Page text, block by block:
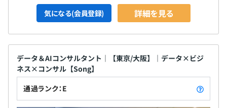
気になる(会員登録) 詳細を見る
データ＆AIコンサルタント｜【東京/大阪】｜データ×ビジ
ネス×コンサル【Song】
通過ランク：E